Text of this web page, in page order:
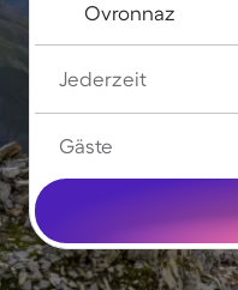
Jederzeit
Gäste